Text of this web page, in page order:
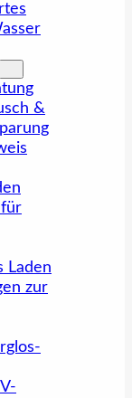
&
für
Laden
zur